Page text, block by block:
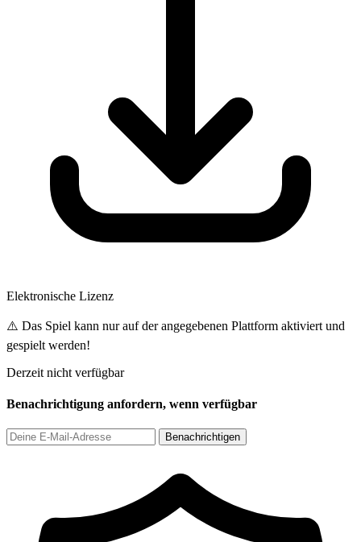
Elektronische Lizenz
⚠️ Das Spiel kann nur auf der angegebenen Plattform aktiviert und
gespielt werden!
Derzeit nicht verfügbar
Benachrichtigung anfordern, wenn verfügbar
Benachrichtigen